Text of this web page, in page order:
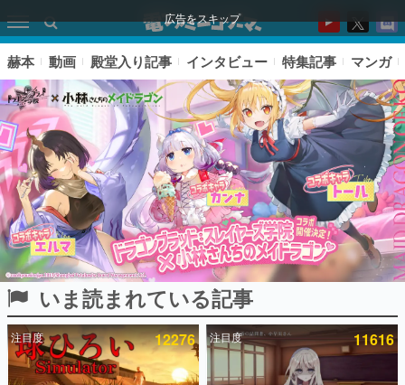
広告をスキップ
ピックアップ
電ファミのいま読まれている記事ランキング
赫本 動画 殿堂入り記事 インタビュー 特集記事 マンガ
いま読まれている記事
注目度 12276 注目度 11616